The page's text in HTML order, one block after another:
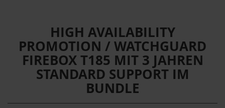
HIGH AVAILABILITY
PROMOTION / WATCHGUARD
FIREBOX T185 MIT 3 JAHREN
STANDARD SUPPORT IM
BUNDLE